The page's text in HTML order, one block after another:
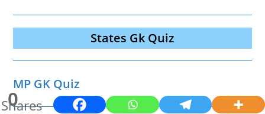
0
Shares
States Gk Quiz
MP GK Quiz